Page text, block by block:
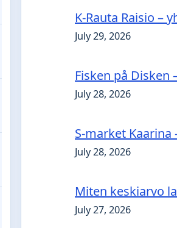
K-Rauta Raisio –
July 29, 2026
Fisken på Disken
July 28, 2026
S-market
July 28, 2026
Miten keskiarvo
July 27, 2026